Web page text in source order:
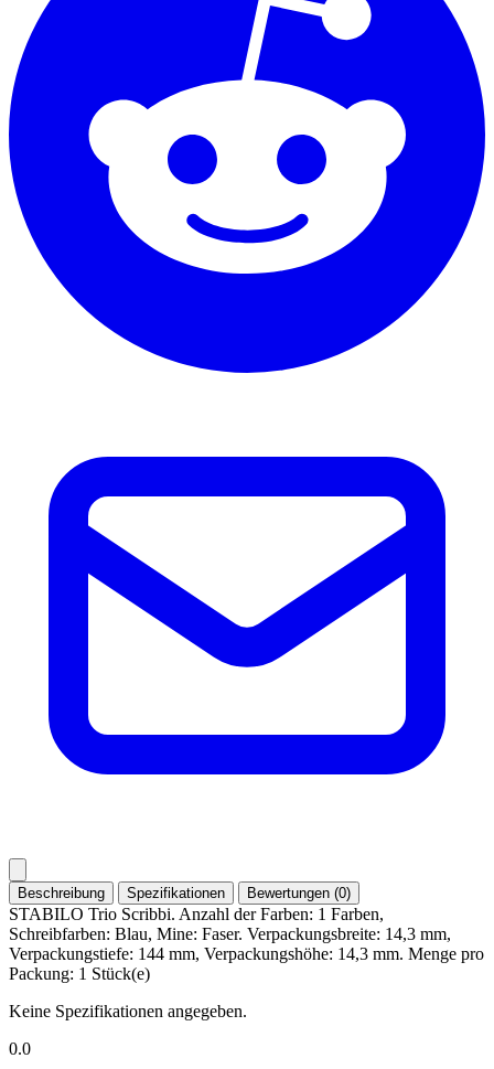
Beschreibung Spezifikationen Bewertungen (0)
STABILO Trio Scribbi. Anzahl der Farben: 1 Farben,
Schreibfarben: Blau, Mine: Faser. Verpackungsbreite: 14,3 mm,
Verpackungstiefe: 144 mm, Verpackungshöhe: 14,3 mm. Menge pro
Packung: 1 Stück(e)
Keine Spezifikationen angegeben.
0.0